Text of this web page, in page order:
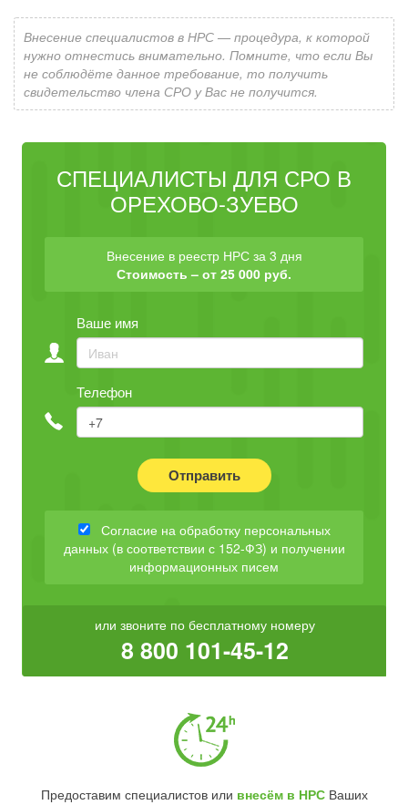
Внесение специалистов в НРС — процедура, к которой
нужно отнестись внимательно. Помните, что если Вы
не соблюдёте данное требование, то получить
свидетельство члена СРО у Вас не получится.
СПЕЦИАЛИСТЫ ДЛЯ СРО В
ОРЕХОВО-ЗУЕВО
Внесение в реестр НРС за 3 дня
Стоимость – от 25 000 руб.
Ваше имя
Телефон
Отправить
Согласие на обработку персональных
данных (в соответствии с 152-ФЗ) и получении
информационных писем
или звоните по бесплатному номеру
8 800 101-45-12
Предоставим специалистов или внесём в НРСВаших